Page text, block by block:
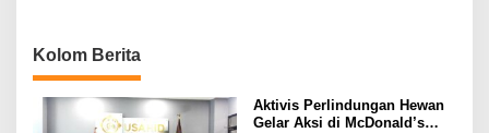
Kolom Berita
Aktivis Perlindungan Hewan
Gelar Aksi di McDonald’s